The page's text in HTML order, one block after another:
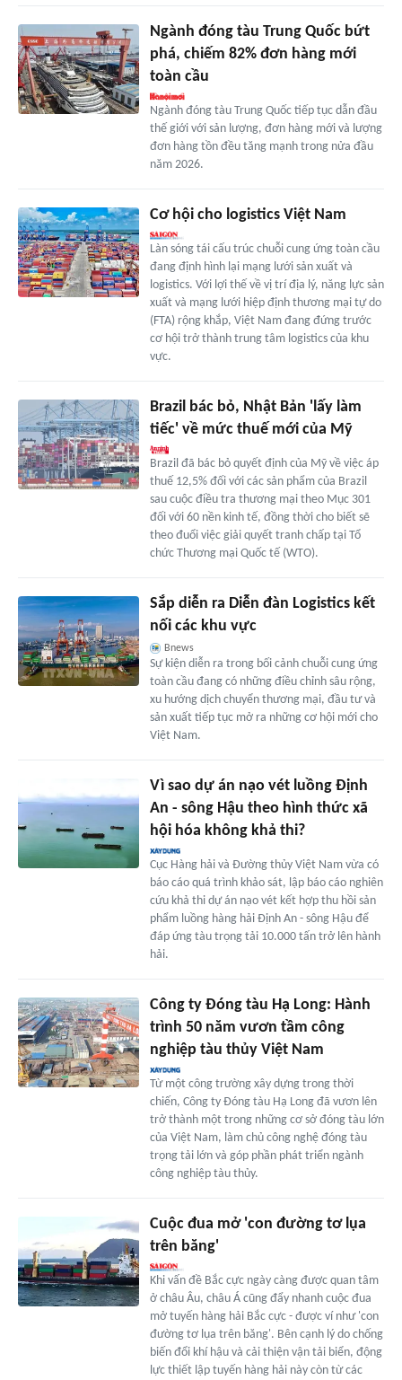
Ngành đóng tàu Trung Quốc bứt
phá, chiếm 82% đơn hàng mới
toàn cầu
Ngành đóng tàu Trung Quốc tiếp tục dẫn đầu
thế giới với sản lượng, đơn hàng mới và lượng
đơn hàng tồn đều tăng mạnh trong nửa đầu
năm 2026.
Cơ hội cho logistics Việt Nam
Làn sóng tái cấu trúc chuỗi cung ứng toàn cầu
đang định hình lại mạng lưới sản xuất và
logistics. Với lợi thế về vị trí địa lý, năng lực sản
xuất và mạng lưới hiệp định thương mại tự do
(FTA) rộng khắp, Việt Nam đang đứng trước
cơ hội trở thành trung tâm logistics của khu
vực.
Brazil bác bỏ, Nhật Bản 'lấy làm
tiếc' về mức thuế mới của Mỹ
Brazil đã bác bỏ quyết định của Mỹ về việc áp
thuế 12,5% đối với các sản phẩm của Brazil
sau cuộc điều tra thương mại theo Mục 301
đối với 60 nền kinh tế, đồng thời cho biết sẽ
theo đuổi việc giải quyết tranh chấp tại Tổ
chức Thương mại Quốc tế (WTO).
Sắp diễn ra Diễn đàn Logistics kết
nối các khu vực
Bnews
Sự kiện diễn ra trong bối cảnh chuỗi cung ứng
toàn cầu đang có những điều chỉnh sâu rộng,
xu hướng dịch chuyển thương mại, đầu tư và
sản xuất tiếp tục mở ra những cơ hội mới cho
Việt Nam.
Vì sao dự án nạo vét luồng Định
An - sông Hậu theo hình thức xã
hội hóa không khả thi?
Cục Hàng hải và Đường thủy Việt Nam vừa có
báo cáo quá trình khảo sát, lập báo cáo nghiên
cứu khả thi dự án nạo vét kết hợp thu hồi sản
phẩm luồng hàng hải Định An - sông Hậu để
đáp ứng tàu trọng tải 10.000 tấn trở lên hành
hải.
Công ty Đóng tàu Hạ Long: Hành
trình 50 năm vươn tầm công
nghiệp tàu thủy Việt Nam
Từ một công trường xây dựng trong thời
chiến, Công ty Đóng tàu Hạ Long đã vươn lên
trở thành một trong những cơ sở đóng tàu lớn
của Việt Nam, làm chủ công nghệ đóng tàu
trọng tải lớn và góp phần phát triển ngành
công nghiệp tàu thủy.
Cuộc đua mở 'con đường tơ lụa
trên băng'
Khi vấn đề Bắc cực ngày càng được quan tâm
ở châu Âu, châu Á cũng đẩy nhanh cuộc đua
mở tuyến hàng hải Bắc cực - được ví như 'con
đường tơ lụa trên băng'. Bên cạnh lý do chống
biến đổi khí hậu và cải thiện vận tải biển, động
lực thiết lập tuyến hàng hải này còn từ các